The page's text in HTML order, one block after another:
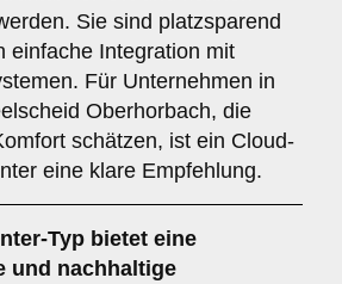
Sie sind platzsparend
einfache Integration mit
Für Unternehmen in
Oberhorbach, die
schätzen, ist ein Cloud-
eine klare Empfehlung.
Typ bietet eine
und nachhaltige